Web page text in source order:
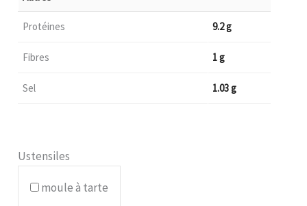
Protéines 9.2 g
Fibres 1 g
Sel 1.03 g
Ustensiles
moule à tarte